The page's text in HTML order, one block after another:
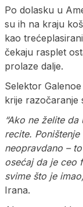
Po dolasku u
su ih na kraju
kao
čekaju rasplet
prolaze dalje.
Selektor
krije razočaranje
“Ako ne želite
recite.
neopravdano –
osećaj da je ceo
svime što je
Irana.